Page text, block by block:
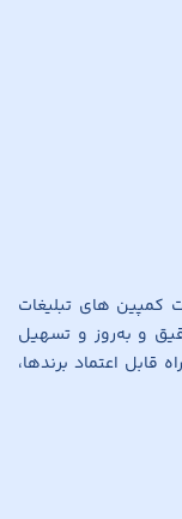
کمپین های تبلیغات
و به‌روز و تسهیل
اعتماد برندها،